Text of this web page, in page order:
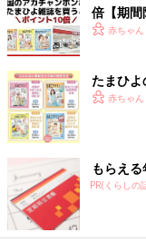
倍【期間
赤ちゃん
たまひよ
赤ちゃん
もらえ
PR(くらしの